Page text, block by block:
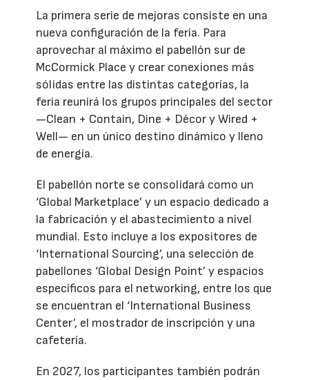
La primera serie de mejoras consiste en una
nueva configuración de la feria. Para
aprovechar al máximo el pabellón sur de
McCormick Place y crear conexiones más
sólidas entre las distintas categorías, la
feria reunirá los grupos principales del sector
—Clean + Contain, Dine + Décor y Wired +
Well— en un único destino dinámico y lleno
de energía.
El pabellón norte se consolidará como un
‘Global Marketplace’ y un espacio dedicado a
la fabricación y el abastecimiento a nivel
mundial. Esto incluye a los expositores de
‘International Sourcing’, una selección de
pabellones ‘Global Design Point’ y espacios
específicos para el networking, entre los que
se encuentran el ‘International Business
Center’, el mostrador de inscripción y una
cafetería.
En 2027, los participantes también podrán